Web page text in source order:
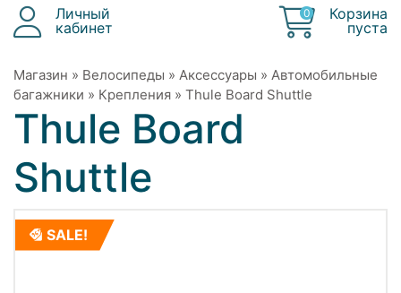
Личный
кабинет
0
Корзина
пуста
Магазин » Велосипеды » Аксессуары » Автомобильные
багажники » Крепления » Thule Board Shuttle
Thule Board
Shuttle
SALE!